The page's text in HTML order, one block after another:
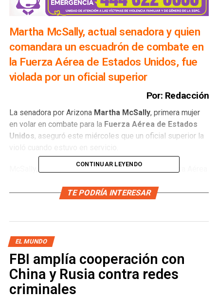
Martha McSally, actual senadora y quien
comandara un escuadrón de combate en
la Fuerza Aérea de Estados Unidos, fue
violada por un oficial superior
Por: Redacción
La senadora por Arizona Martha McSally, primera mujer
en volar en combate para la Fuerza Aérea de Estados
Unidos, aseguró este miércoles que un oficial superior la
McSally, quien pasó 26 de sus 52 años en la Fuerza Aérea
durante una audiencia del subcomité del Senado sobre
“También soy una sobreviviente de agresión sexual en el
ejército, pero a diferencia de muchos valientes
sobrevivientes,no informé haber sido agredida
CONTINUAR LEYENDO
TE PODRÍA INTERESAR
EL MUNDO
FBI amplía cooperación con
China y Rusia contra redes
criminales